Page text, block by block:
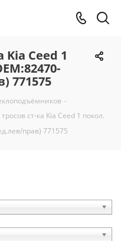
Kia Ceed 1
771575
-
ст-ка Kia Ceed 1 покол.
прав) 771575